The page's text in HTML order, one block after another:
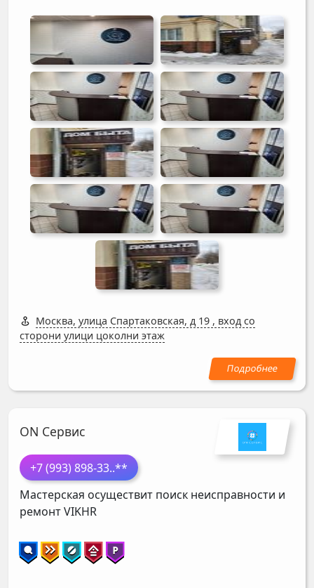
Москва, улица Спартаковская, д 19 , вход со
сторони улици цоколни этаж
ON Сервис
+7 (993) 898-33..**
Мастерская осуществит поиск неисправности и
ремонтVIKHR